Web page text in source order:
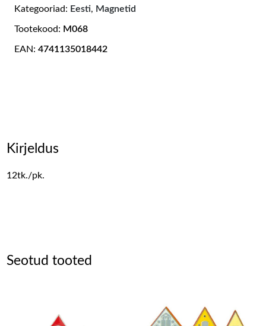
EAN: 4741135018442
Tootekood: M068
Kategooriad: Eesti, Magnetid
Kirjeldus
12tk./pk.
Seotud tooted